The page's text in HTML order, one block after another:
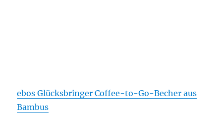
ebos Glücksbringer Coffee-to-Go-Becher aus
Bambus